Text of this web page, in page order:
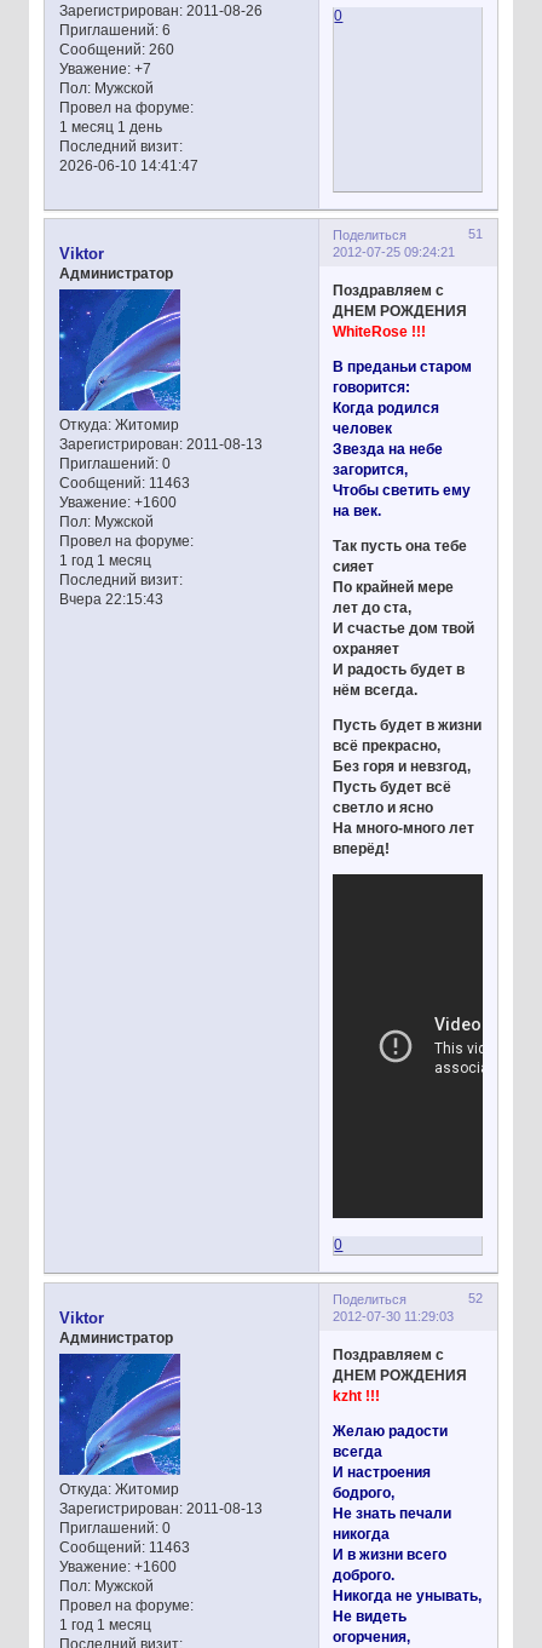
Зарегистрирован: 2011-08-26
Приглашений:6
Сообщений:260
Уважение: +7
Пол:Мужской
Провел на форуме:
1 месяц 1 день
Последний визит:
2026-06-10 14:41:47
0
Поделиться
51
2012-07-25 09:24:21
Viktor
Администратор
Откуда:Житомир
Зарегистрирован: 2011-08-13
Приглашений:0
Сообщений:11463
Уважение: +1600
Пол:Мужской
Провел на форуме:
1 год 1 месяц
Последний визит:
Вчера 22:15:43
Поздравляем с
ДНЕМ РОЖДЕНИЯ
WhiteRose !!!
В преданьи старом
говорится:
Когда родился
человек
Звезда на небе
загорится,
Чтобы светить ему
на век.
Так пусть она тебе
сияет
По крайней мере
лет до ста,
И счастье дом твой
охраняет
И радость будет в
нём всегда.
Пусть будет в жизни
всё прекрасно,
Без горя и невзгод,
Пусть будет всё
светло и ясно
На много-много лет
вперёд!
0
Поделиться
52
2012-07-30 11:29:03
Viktor
Администратор
Откуда:Житомир
Зарегистрирован: 2011-08-13
Приглашений:0
Сообщений:11463
Уважение: +1600
Пол:Мужской
Провел на форуме:
1 год 1 месяц
Последний визит:
Поздравляем с
ДНЕМ РОЖДЕНИЯ
kzht !!!
Желаю радости
всегда
И настроения
бодрого,
Не знать печали
никогда
И в жизни всего
доброго.
Никогда не унывать,
Не видеть
огорчения,